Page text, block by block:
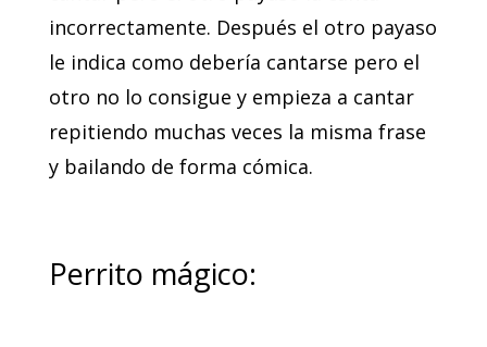
incorrectamente. Después el otro payaso
le indica como debería cantarse pero el
otro no lo consigue y empieza a cantar
repitiendo muchas veces la misma frase
y bailando de forma cómica.
Perrito mágico: